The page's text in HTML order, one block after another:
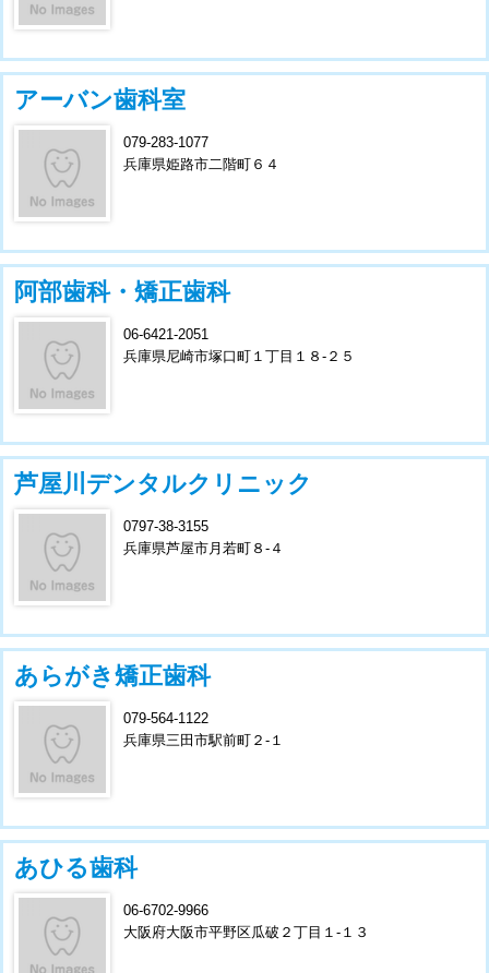
アーバン歯科室
079-283-1077
兵庫県姫路市二階町６４
阿部歯科・矯正歯科
06-6421-2051
兵庫県尼崎市塚口町１丁目１８-２５
芦屋川デンタルクリニック
0797-38-3155
兵庫県芦屋市月若町８-４
あらがき矯正歯科
079-564-1122
兵庫県三田市駅前町２-１
あひる歯科
06-6702-9966
大阪府大阪市平野区瓜破２丁目１-１３